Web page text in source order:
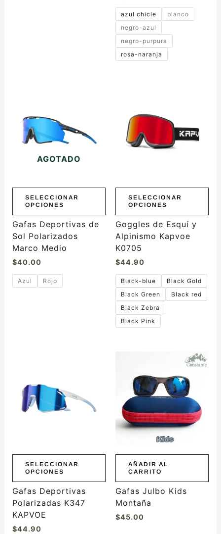
azul chicle
blanco
negro-azul
negro-purpura
rosa-naranja
AGOTADO
SELECCIONAR
OPCIONES
múltiples
variantes.
opciones
elegir
la
página
de
Gafas Deportivas de
Sol Polarizados
Marco Medio
$40.00
Azul Rojo
SELECCIONAR
OPCIONES
tiene
múltiples
variantes.
Las
elegir
la
página
de
Goggles de Esquí y
Alpinismo Kapvoe
K0705
$44.90
Black-blue
Black Gold
Black Green
Black red
Black Zebra
Black Pink
SELECCIONAR
OPCIONES
múltiples
variantes.
pueden
elegir
la
página
de
producto
Gafas Deportivas
Polarizadas K347
KAPVOE
$44.90
AÑADIR AL
CARRITO
Gafas Julbo Kids
Montaña
$45.00